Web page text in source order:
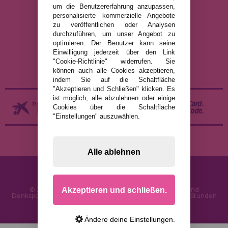
RECHTLICHE HINWEISE
DATENSCHUTZRICHTLINIE
COOKIE-RICHTLINIE
VERSAND UND RÜCKGABE
RÜCKGABE / WIDERRUF
© 2026 PuzzleLaden.de - Online-Shop für Puzzles und
Denksportaufgaben im Internet. Schnelle Lieferung in 24 Stunden
um die Benutzererfahrung anzupassen,
personalisierte kommerzielle Angebote
zu veröffentlichen oder Analysen
durchzuführen, um unser Angebot zu
optimieren. Der Benutzer kann seine
Einwilligung jederzeit über den Link
"Cookie-Richtlinie" widerrufen. Sie
können auch alle Cookies akzeptieren,
indem Sie auf die Schaltfläche
"Akzeptieren und Schließen" klicken. Es
ist möglich, alle abzulehnen oder einige
Cookies über die Schaltfläche
"Einstellungen" auszuwählen.
Alle ablehnen
Akzeptieren und schließen.
Ändere deine Einstellungen.